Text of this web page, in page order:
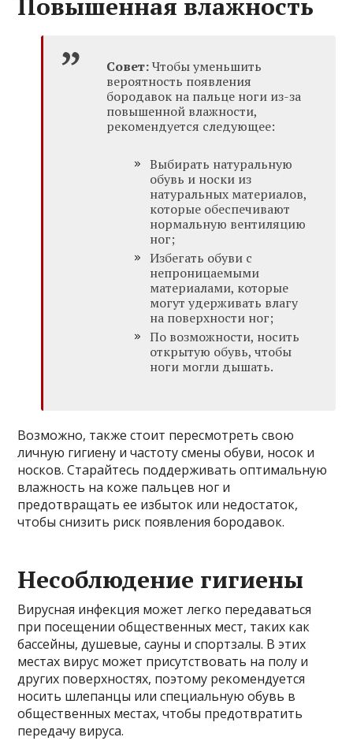
Повышенная влажность
Совет:Чтобы уменьшить
вероятность появления
бородавок на пальце ноги из-за
повышенной влажности,
рекомендуется следующее:
Выбирать натуральную
обувь и носки из
натуральных материалов,
которые обеспечивают
нормальную вентиляцию
ног;
Избегать обуви с
непроницаемыми
материалами, которые
могут удерживать влагу
на поверхности ног;
По возможности, носить
открытую обувь, чтобы
ноги могли дышать.
Возможно, также стоит пересмотреть свою
личную гигиену и частоту смены обуви, носок и
носков. Старайтесь поддерживать оптимальную
влажность на коже пальцев ног и
предотвращать ее избыток или недостаток,
чтобы снизить риск появления бородавок.
Несоблюдение гигиены
Вирусная инфекция может легко передаваться
при посещении общественных мест, таких как
бассейны, душевые, сауны и спортзалы. В этих
местах вирус может присутствовать на полу и
других поверхностях, поэтому рекомендуется
носить шлепанцы или специальную обувь в
общественных местах, чтобы предотвратить
передачу вируса.